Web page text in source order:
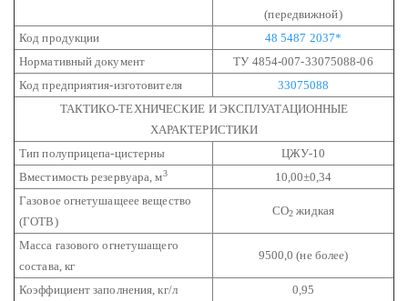
(передвижной)
Код продукции
48 5487 2037*
Нормативный документ
ТУ 4854-007-33075088-06
Код предприятия-изготовителя
33075088
ТАКТИКО-ТЕХНИЧЕСКИЕ И ЭКСПЛУАТАЦИОННЫЕ
ХАРАКТЕРИСТИКИ
Тип полуприцепа-цистерны
ЦЖУ-10
Вместимость резервуара, м3
10,00±0,34
Газовое огнетушащеее вещество
(ГОТВ)
CO2 жидкая
Масса газового огнетушащего
состава, кг
9500,0 (не более)
Коэффициент заполнения, кг/л
0,95